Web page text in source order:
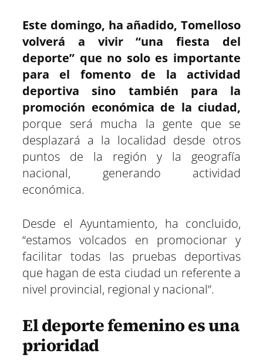
Este domingo, ha añadido, Tomelloso
volverá a vivir “una fiesta del
deporte” que no solo es importante
para el fomento de la actividad
deportiva sino también para la
promoción económica de la ciudad,
porque será mucha la gente que se
desplazará a la localidad desde otros
puntos de la región y la geografía
nacional, generando actividad
económica.
Desde el Ayuntamiento, ha concluido,
“estamos volcados en promocionar y
facilitar todas las pruebas deportivas
que hagan de esta ciudad un referente a
nivel provincial, regional y nacional”.
El deporte femenino es una
prioridad